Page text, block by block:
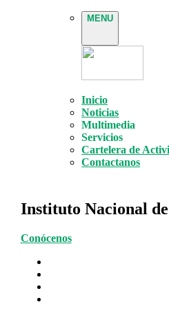
MENU
Inicio
Noticias
Multimedia
Servicios
Cartelera de
Contactanos
Instituto Nacional
Conócenos